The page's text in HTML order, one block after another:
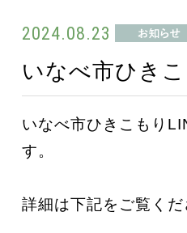
2024.08.23
いなべ市ひき
いなべ市ひきこもり
す。
詳細は下記をご覧くだ